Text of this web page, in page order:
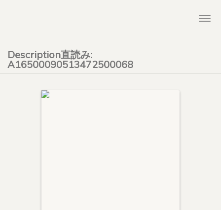
Description直読み:
A16500090513472500068